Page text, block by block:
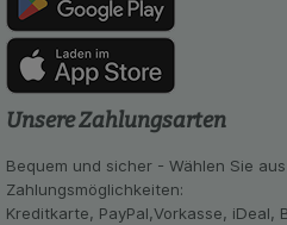
Statistik & Tracking:
Informationen über die Art
unserer Website sammeln,
unsere Website weiter für
den Inhalt auf unserer
Werbung auf Drittseiten
zu gestalten. Bitte
hierfür teilweise an Dritte
soziale Medien übertragen
Unsere Zahlungsarten
Bequem und sicher - Wählen Sie
Zahlungsmöglichkeiten:
Kreditkarte, PayPal,Vorkasse,